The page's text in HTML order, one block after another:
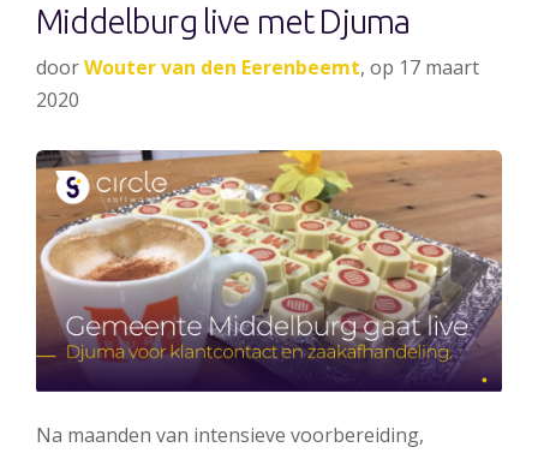
Middelburg live met Djuma
doorWouter van den Eerenbeemt, op 17 maart
2020
Na maanden van intensieve voorbereiding,